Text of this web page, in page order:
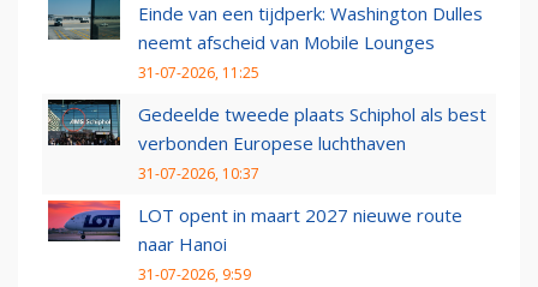
Einde van een tijdperk: Washington Dulles
neemt afscheid van Mobile Lounges
31-07-2026, 11:25
Gedeelde tweede plaats Schiphol als best
verbonden Europese luchthaven
31-07-2026, 10:37
LOT opent in maart 2027 nieuwe route
naar Hanoi
31-07-2026, 9:59